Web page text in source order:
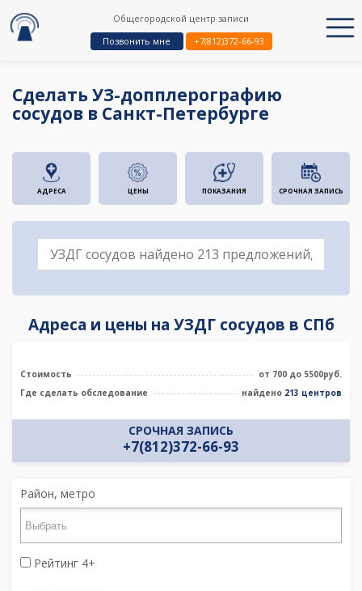
Общегородской центр записи
Позвонить мне
+7(812)372-66-93
Сделать УЗ-допплерографию
сосудов в Санкт-Петербурге
АДРЕСА ЦЕНЫ ПОКАЗАНИЯ СРОЧНАЯ ЗАПИСЬ
Адреса и цены на УЗДГ сосудов в СПб
Стоимость
от 700 до 5500руб.
Где сделать обследование
найдено 213 центров
СРОЧНАЯ ЗАПИСЬ
+7(812)372-66-93
Район, метро
Рейтинг 4+